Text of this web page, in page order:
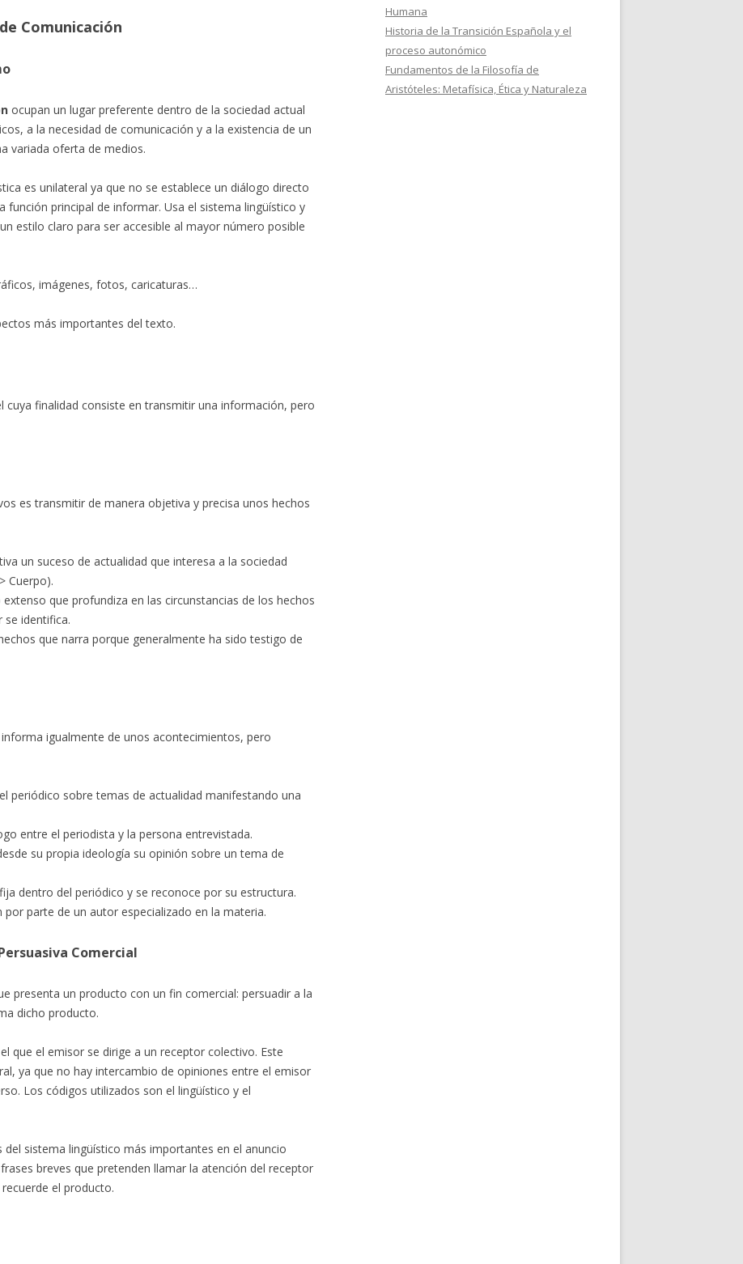
Comunicación
ocupan un lugar preferente dentro de la sociedad actual
a la necesidad de comunicación y a la existencia de un
variada oferta de medios.
es unilateral ya que no se establece un diálogo directo
función principal de informar. Usa el sistema lingüístico y
estilo claro para ser accesible al mayor número posible
imágenes, fotos, caricaturas…
más importantes del texto.
cuya finalidad consiste en transmitir una información, pero
es transmitir de manera objetiva y precisa unos hechos
un suceso de actualidad que interesa a la sociedad
Cuerpo).
que profundiza en las circunstancias de los hechos
se identifica.
que narra porque generalmente ha sido testigo de
igualmente de unos acontecimientos, pero
periódico sobre temas de actualidad manifestando una
entre el periodista y la persona entrevistada.
su propia ideología su opinión sobre un tema de
dentro del periódico y se reconoce por su estructura.
por parte de un autor especializado en la materia.
Comercial
presenta un producto con un fin comercial: persuadir a la
dicho producto.
que el emisor se dirige a un receptor colectivo. Este
ya que no hay intercambio de opiniones entre el emisor
Los códigos utilizados son el lingüístico y el
sistema lingüístico más importantes en el anuncio
breves que pretenden llamar la atención del receptor
el producto.
Humana
Historia de la Transición Española y el
proceso autonómico
Fundamentos de la Filosofía de
Aristóteles: Metafísica, Ética y Naturaleza